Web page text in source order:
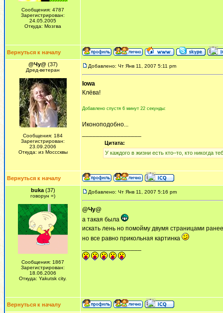
Сообщения: 4787
Зарегистрирован:
24.05.2005
Откуда: Мозгва
Вернуться к началу
@Чу@ (37)
Дред-ветеран
Сообщения: 184
Зарегистрирован:
23.09.2006
Откуда: из Мосссквы
Добавлено: Чт Янв 11, 2007 5:11 pm
Iowa
Клёва!
Добавлено спустя 6 минут 22 секунды:
Иконоподобно...
Цитата:
У каждого в жизни есть кто–то, кто никогда
Вернуться к началу
buka(37)
говорун =)
Сообщения: 1867
Зарегистрирован:
18.06.2006
Откуда: Yakutsk city.
Добавлено: Чт Янв 11, 2007 5:16 pm
@Чу@
а такая была
искать лень но помойму двумя страницами ранее
но все равно прикольная картинка
Вернуться к началу